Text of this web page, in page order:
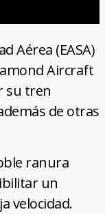
Aérea (EASA)
Aircraft
su tren
de otras
ranura
un
velocidad.